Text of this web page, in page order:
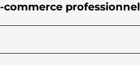
professionnel